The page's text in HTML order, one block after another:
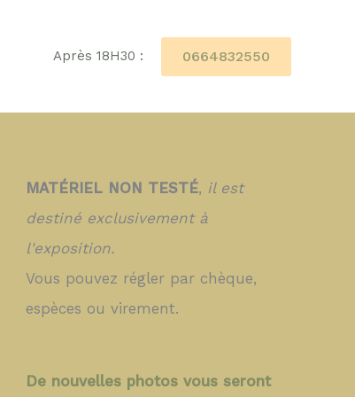
Après 18H30 : 0664832550
MATÉRIEL NON TESTÉ, il est
destiné exclusivement à
l'exposition.
Vous pouvez régler par chèque,
espèces ou virement.
De nouvelles photos vous seront